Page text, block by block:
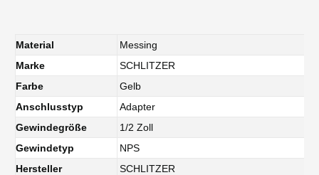
Material
Messing
Marke
SCHLITZER
Farbe
Gelb
Anschlusstyp
Adapter
Gewindegröße
1/2 Zoll
Gewindetyp
NPS
Hersteller
SCHLITZER